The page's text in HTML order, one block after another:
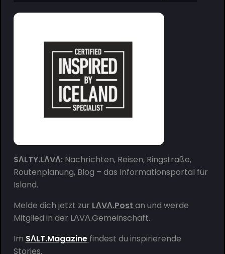
SΛLTY.LΛVΛ:Nachrichten, Reisen, Ringstraße,
Routenplanung, Blog – das Informationsportal für
Island.
Melde dich jetzt zur LΛVΛ.Post an und werde
Mitglied in der LΛVΛ.Gemeinschaft.
Im SΛLT.Magazine findest du inspirierende
Stories.